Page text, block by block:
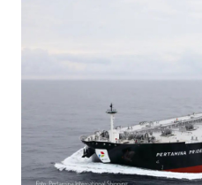
INTERNASIONAL